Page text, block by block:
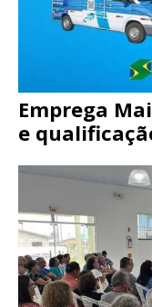
Emprega
e